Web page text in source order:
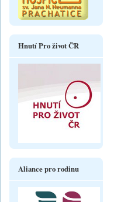
Hnutí Pro život ČR
Aliance pro rodinu